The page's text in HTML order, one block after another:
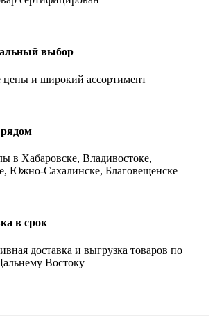
выбор
цены и широкий ассортимент
рядом
в Хабаровске, Владивостоке,
Южно-Сахалинске, Благовещенске
в срок
доставка и выгрузка товаров по
Востоку